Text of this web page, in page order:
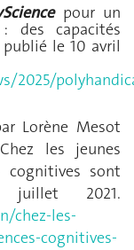
pour un
des capacités
publié le 10 avril
Lorène Mesot
les jeunes
cognitives sont
2021.
chez-les-
cognitives-